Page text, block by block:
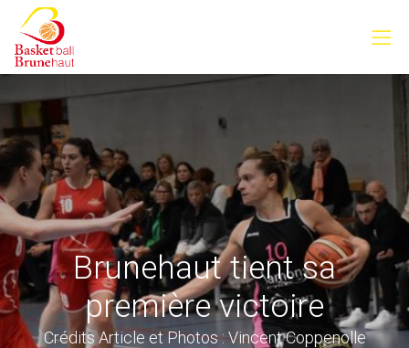
Brunehaut tient sa
première victoire
Crédits Article et Photos : Vincent Coppenolle